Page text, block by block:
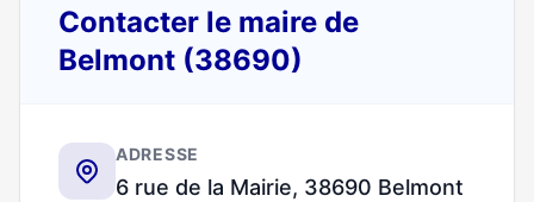
Contacter le maire de
Belmont (38690)
ADRESSE
6 rue de la Mairie, 38690 Belmont